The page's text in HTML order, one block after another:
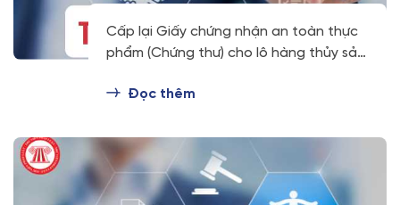
Cấp lại Giấy chứng nhận an toàn thực
phẩm (Chứng thư) cho lô hàng thủy sản
phẩm xuất khẩu (1.005320)
Đọc thêm